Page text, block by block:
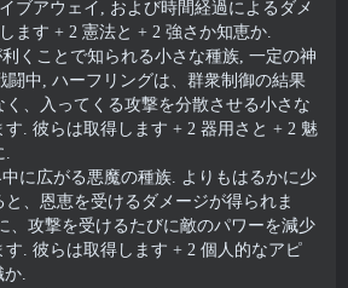
ブアウェイ, および時間経過によるダメ
ます + 2 憲法と + 2 強さか知恵か.
くことで知られる小さな種族, 一定の神
闘中, ハーフリングは、群衆制御の結果
、入ってくる攻撃を分散させる小さな
. 彼らは取得します + 2 器用さと + 2 魅
.
に広がる悪魔の種族. よりもはるかに少
、恩恵を受けるダメージが得られま
、攻撃を受けるたびに敵のパワーを減少
す. 彼らは取得します + 2 個人的なアピ
か.